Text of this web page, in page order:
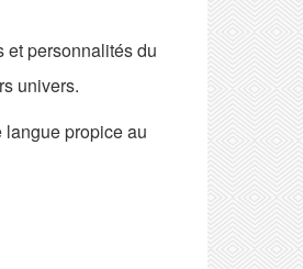
et personnalités du
univers.
langue propice au